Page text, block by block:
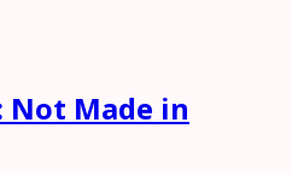
Not Made in